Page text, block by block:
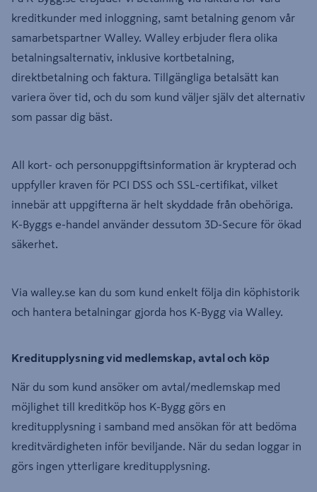
kreditkunder med inloggning, samt betalning genom vår
samarbetspartner Walley. Walley erbjuder flera olika
betalningsalternativ, inklusive kortbetalning,
direktbetalning och faktura. Tillgängliga betalsätt kan
variera över tid, och du som kund väljer själv det alternativ
som passar dig bäst.
All kort- och personuppgiftsinformation är krypterad och
uppfyller kraven för PCI DSS och SSL-certifikat, vilket
innebär att uppgifterna är helt skyddade från obehöriga.
K-Byggs e-handel använder dessutom 3D-Secure för ökad
säkerhet.
Via walley.se kan du som kund enkelt följa din köphistorik
och hantera betalningar gjorda hos K-Bygg via Walley.
Kreditupplysning vid medlemskap, avtal och köp
När du som kund ansöker om avtal/medlemskap med
möjlighet till kreditköp hos K-Bygg görs en
kreditupplysning i samband med ansökan för att bedöma
kreditvärdigheten inför beviljande. När du sedan loggar in
görs ingen ytterligare kreditupplysning.